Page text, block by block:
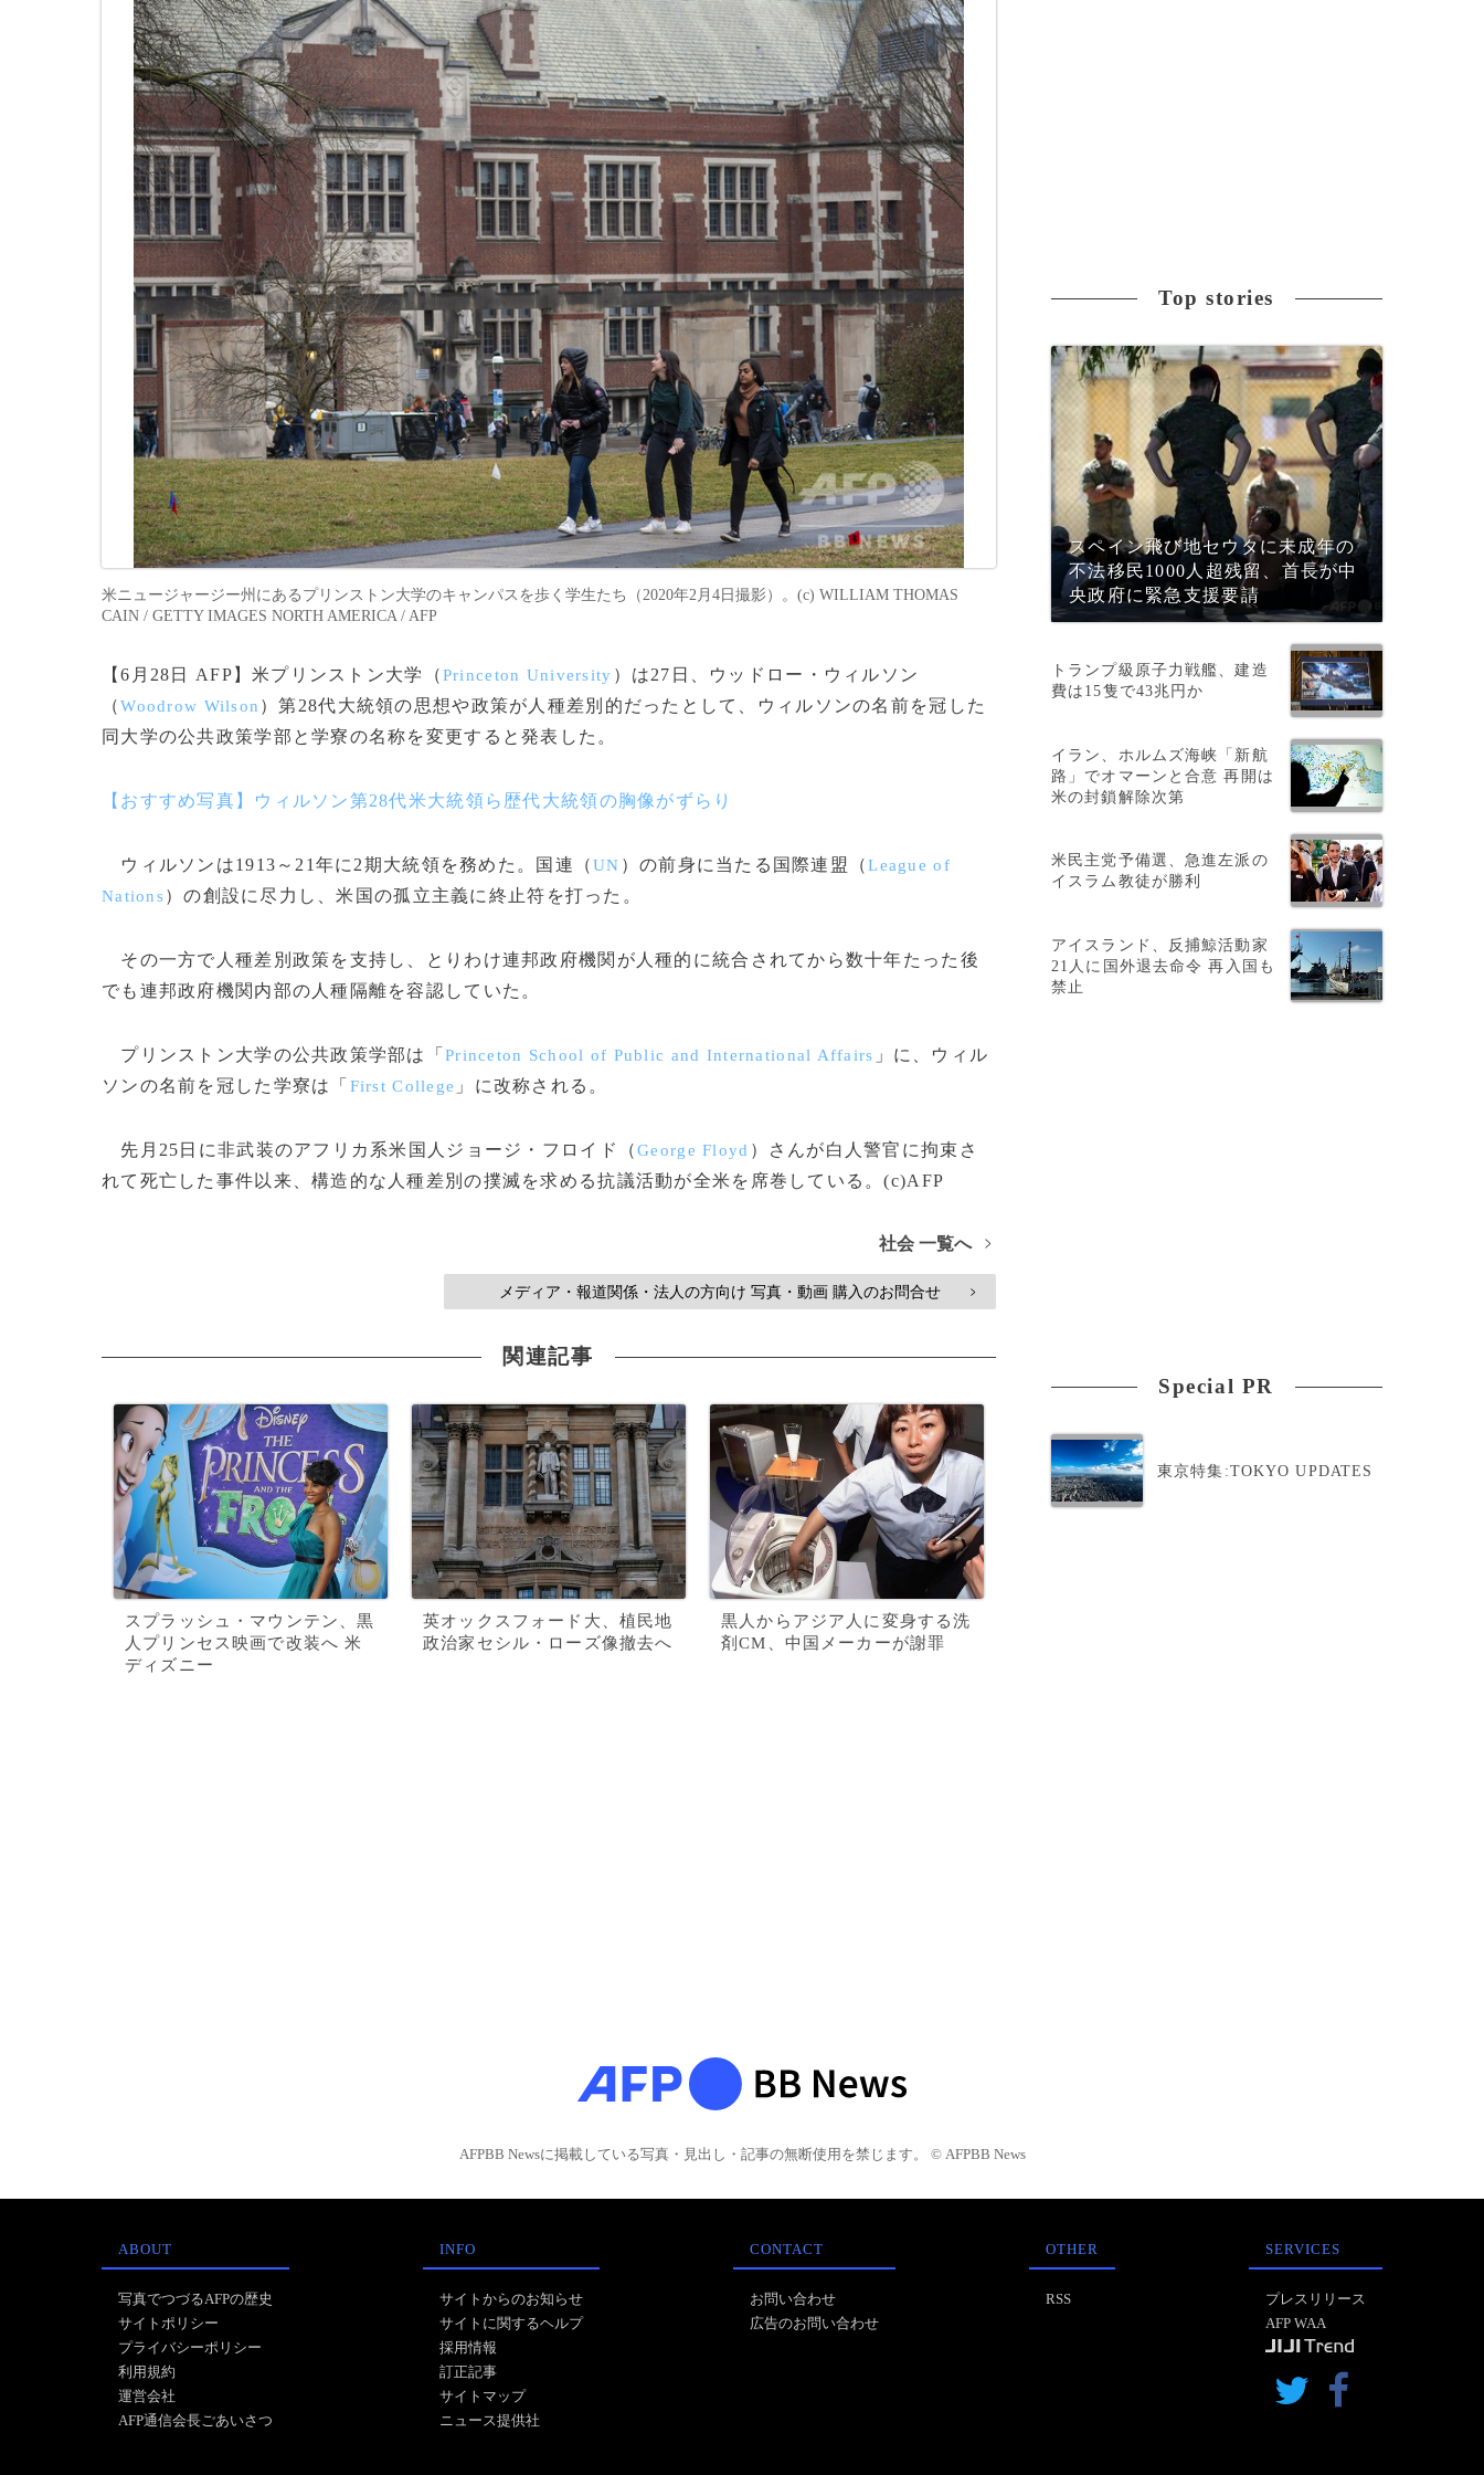
米ニュージャージー州にあるプリンストン大学のキャンパスを歩く学生たち（2020年2月4日撮影）。(c) WILLIAM THOMAS
CAIN / GETTY IMAGES NORTH AMERICA / AFP
【6月28日 AFP】米プリンストン大学（Princeton University ）は27日、ウッドロー・ウィルソン
（Woodrow Wilson ）第28代大統領の思想や政策が人種差別的だったとして、ウィルソンの名前を冠した
同大学の公共政策学部と学寮の名称を変更すると発表した。
【おすすめ写真】ウィルソン第28代米大統領ら歴代大統領の胸像がずらり
ウィルソンは1913～21年に2期大統領を務めた。国連（UN ）の前身に当たる国際連盟（League of
Nations）の創設に尽力し、米国の孤立主義に終止符を打った。
その一方で人種差別政策を支持し、とりわけ連邦政府機関が人種的に統合されてから数十年たった後
でも連邦政府機関内部の人種隔離を容認していた。
プリンストン大学の公共政策学部は「Princeton School of Public and International Affairs 」に、ウィル
ソンの名前を冠した学寮は「 First College 」に改称される。
先月25日に非武装のアフリカ系米国人ジョージ・フロイド（George Floyd ）さんが白人警官に拘束さ
れて死亡した事件以来、構造的な人種差別の撲滅を求める抗議活動が全米を席巻している。(c)AFP
社会 一覧へ >
メディア・報道関係・法人の方向け 写真・動画 購入のお問合せ >
関連記事
スプラッシュ・マウンテン、黒
人プリンセス映画で改装へ 米
ディズニー
英オックスフォード大、植民地
政治家セシル・ローズ像撤去へ
黒人からアジア人に変身する洗
剤CM、中国メーカーが謝罪
Top stories
スペイン飛び地セウタに未成年の
不法移民1000人超残留、首長が中
央政府に緊急支援要請
トランプ級原子力戦艦、建造
費は15隻で43兆円か
イラン、ホルムズ海峡「新航
路」でオマーンと合意 再開は
米の封鎖解除次第
米民主党予備選、急進左派の
イスラム教徒が勝利
アイスランド、反捕鯨活動家
21人に国外退去命令 再入国も
禁止
Special PR
東京特集:TOKYO UPDATES
AFPBB Newsに掲載している写真・見出し・記事の無断使用を禁じます。 © AFPBB News
ABOUT
写真でつづるAFPの歴史
サイトポリシー
プライバシーポリシー
利用規約
運営会社
AFP通信会長ごあいさつ
INFO
サイトからのお知らせ
サイトに関するヘルプ
採用情報
訂正記事
サイトマップ
ニュース提供社
CONTACT
お問い合わせ
広告のお問い合わせ
OTHER
RSS
SERVICES
プレスリリース
AFP WAA